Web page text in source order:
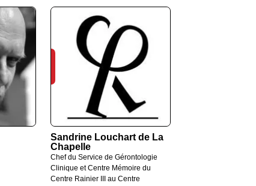
Sandrine Louchart de La
Chapelle
Chef du Service de Gérontologie
Clinique et Centre Mémoire du
Centre Rainier III au Centre